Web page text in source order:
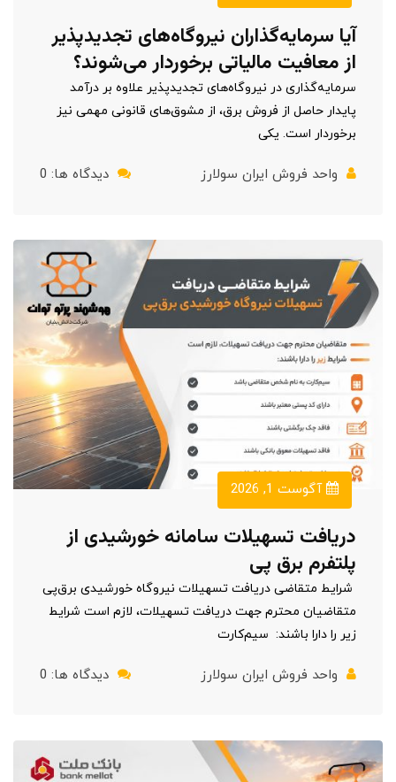
آیا سرمایه‌گذاران نیروگاه‌های تجدیدپذیر
از معافیت مالیاتی برخوردار می‌شوند؟
سرمایه‌گذاری در نیروگاه‌های تجدیدپذیر علاوه بر درآمد
پایدار حاصل از فروش برق، از مشوق‌های قانونی مهمی نیز
برخوردار است. یکی
واحد فروش ایران سولارز دیدگاه ها: 0
آگوست 1, 2026
دریافت تسهیلات سامانه خورشیدی از
پلتفرم برق پی
شرایط متقاضی دریافت تسهیلات نیروگاه خورشیدی برق‌پی
متقاضیان محترم جهت دریافت تسهیلات، لازم است شرایط
زیر را دارا باشند: سیم‌کارت
واحد فروش ایران سولارز دیدگاه ها: 0